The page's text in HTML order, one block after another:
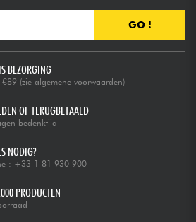
GO !
BEZORGING
€89 (zie algemene voorwaarden)
OF TERUGBETAALD
bedenktijd
NODIG?
: +33 1 81 930 900
PRODUCTEN